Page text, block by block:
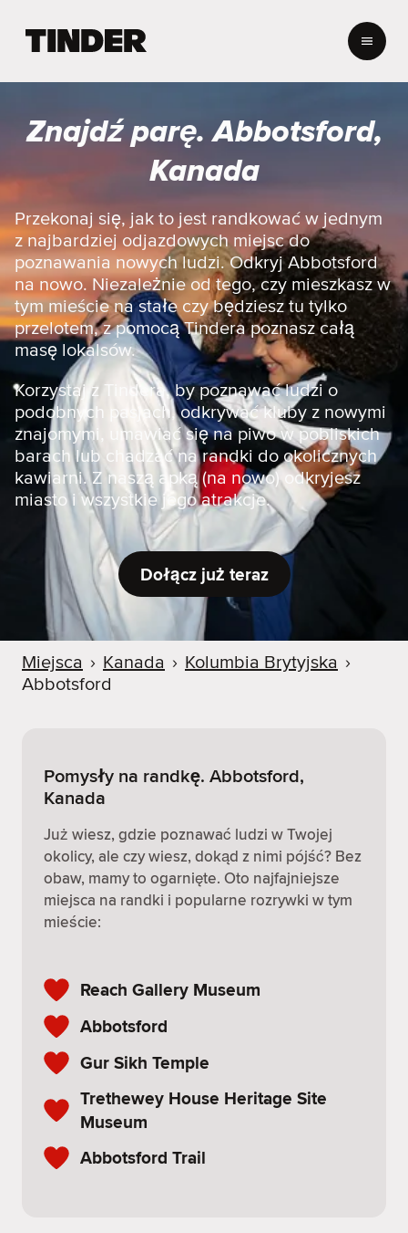
r
t
o
n
a
g
ł
ó
w
n
a
Znajdź parę. Abbotsford,
Kanada
Przekonaj się, jak to jest randkować w jednym
z najbardziej odjazdowych miejsc do
poznawania nowych ludzi. Odkryj Abbotsford
na nowo. Niezależnie od tego, czy mieszkasz w
tym mieście na stałe czy będziesz tu tylko
przelotem, z pomocą Tindera poznasz całą
masę lokalsów.
Korzystaj z Tindera, by poznawać ludzi o
podobnych pasjach, odkrywać kluby z nowymi
znajomymi, umawiać się na piwo w pobliskich
barach lub chadzać na randki do okolicznych
kawiarni. Z naszą apką (na nowo) odkryjesz
miasto i wszystkie jego atrakcje.
Dołącz już teraz
Miejsca › Kanada › Kolumbia Brytyjska ›
Abbotsford
Pomysły na randkę. Abbotsford,
Kanada
Już wiesz, gdzie poznawać ludzi w Twojej
okolicy, ale czy wiesz, dokąd z nimi pójść? Bez
obaw, mamy to ogarnięte. Oto najfajniejsze
miejsca na randki i popularne rozrywki w tym
mieście:
Reach Gallery Museum
Abbotsford
Gur Sikh Temple
Trethewey House Heritage Site
Museum
Abbotsford Trail